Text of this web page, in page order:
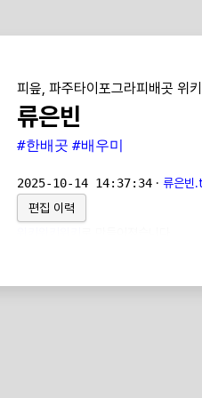
피읖, 파주타이포그라피배곳 위키
류은빈
#한배곳 #배우미
2025-10-14 14:37:34 · 류은빈
편집 이력